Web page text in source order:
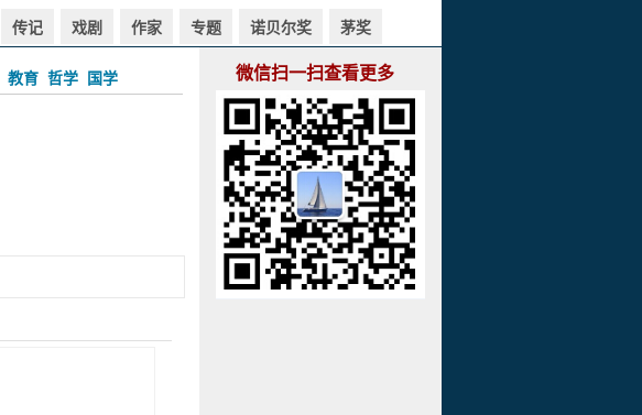
传记 戏剧 作家 专题 诺贝尔奖 茅奖
教育 哲学 国学 微信扫一扫查看更多